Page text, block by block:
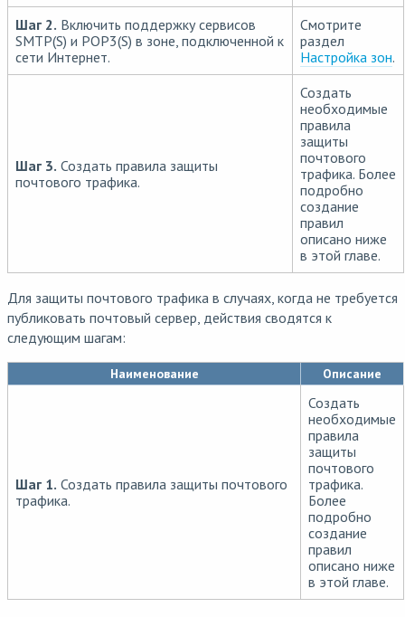
Шаг 2. Включить поддержку сервисов
SMTP(S) и POP3(S) в зоне, подключенной к
сети Интернет.
Смотрите
раздел
Настройка зон.
Шаг 3. Создать правила защиты
почтового трафика.
Создать
необходимые
правила
защиты
почтового
трафика. Более
подробно
создание
правил
описано ниже
в этой главе.
Для защиты почтового трафика в случаях, когда не требуется
публиковать почтовый сервер, действия сводятся к
следующим шагам:
Наименование Описание
Шаг 1. Создать правила защиты почтового
трафика.
Создать
необходимые
правила
защиты
почтового
трафика.
Более
подробно
создание
правил
описано ниже
в этой главе.